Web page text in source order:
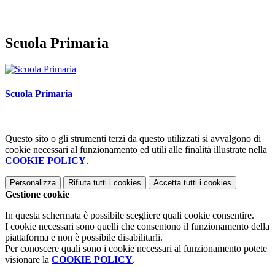
Scuola Primaria
Scuola Primaria
Questo sito o gli strumenti terzi da questo utilizzati si avvalgono di
cookie necessari al funzionamento ed utili alle finalità illustrate nella
COOKIE POLICY.
Personalizza Rifiuta tutti i cookies Accetta tutti i cookies
Gestione cookie
In questa schermata è possibile scegliere quali cookie consentire.
I cookie necessari sono quelli che consentono il funzionamento della
piattaforma e non è possibile disabilitarli.
Per conoscere quali sono i cookie necessari al funzionamento potete
visionare la COOKIE POLICY.